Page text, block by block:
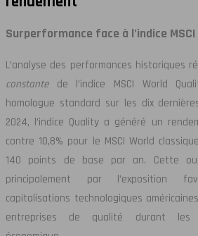
Surperformance face à l’indice
L’analyse des performances historiques
constante de l’indice MSCI World
homologue standard sur les dix
2024, l’indice Quality a généré un
contre 10,8% pour le MSCI World
140 points de base par an. Cette
principalement par l’exposition
capitalisations technologiques
entreprises de qualité durant les